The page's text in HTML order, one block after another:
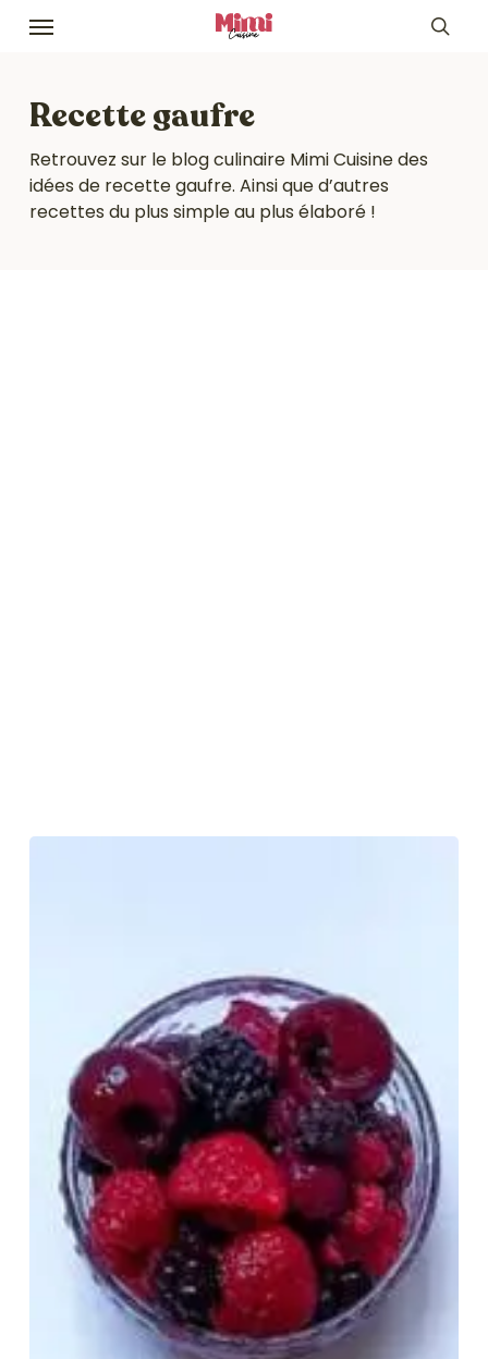
Skip
content
Menu
Recette gaufre
Retrouvez sur le blog culinaire Mimi Cuisine des
idées de recette gaufre. Ainsi que d’autres
recettes du plus simple au plus élaboré !